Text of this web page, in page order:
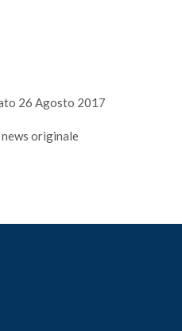
26 Agosto 2017
news originale